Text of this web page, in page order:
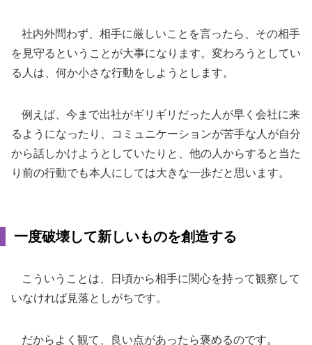
社内外問わず、相手に厳しいことを言ったら、その相手
を見守るということが大事になります。変わろうとしてい
る人は、何か小さな行動をしようとします。
例えば、今まで出社がギリギリだった人が早く会社に来
るようになったり、コミュニケーションが苦手な人が自分
から話しかけようとしていたりと、他の人からすると当た
り前の行動でも本人にしては大きな一歩だと思います。
一度破壊して新しいものを創造する
こういうことは、日頃から相手に関心を持って観察して
いなければ見落としがちです。
だからよく観て、良い点があったら褒めるのです。